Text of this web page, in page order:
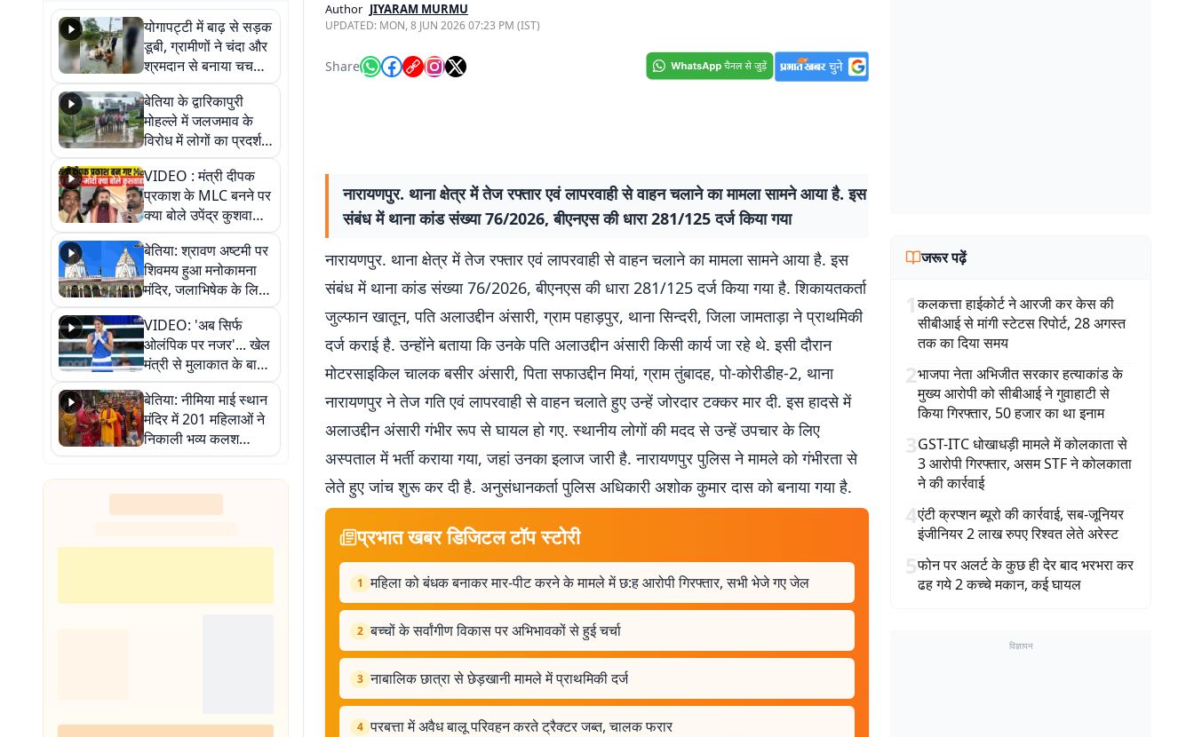
योगापट्टी में बाढ़ से सड़क
डूबी, ग्रामीणों ने चंदा और
श्रमदान से बनाया चचरी
पुल
बेतिया के द्वारिकापुरी
मोहल्ले में जलजमाव के
विरोध में लोगों का प्रदर्शन,
स्थायी समाधान की मांग
VIDEO : मंत्री दीपक
प्रकाश के MLC बनने पर
क्या बोले उपेंद्र कुशवाहा,
सुनिए
बेतिया: श्रावण अष्टमी पर
शिवमय हुआ मनोकामना
मंदिर, जलाभिषेक के लिए
लगी लंबी कतारें
VIDEO: 'अब सिर्फ
ओलंपिक पर नजर'... खेल
मंत्री से मुलाकात के बाद
जैसमीन लंबोरिया का बड़ा
बयान
बेतिया: नीमिया माई स्थान
मंदिर में 201 महिलाओं ने
निकाली भव्य कलश
शोभायात्रा, शिवलिंग
प्राण-प्रतिष्ठा महोत्सव
शुरू
Author JIYARAM MURMU
UPDATED: MON, 8 JUN 2026 07:23 PM (IST)
Share
नारायणपुर. थाना क्षेत्र में तेज रफ्तार एवं लापरवाही से वाहन चलाने का मामला सामने आया है. इस
संबंध में थाना कांड संख्या 76/2026, बीएनएस की धारा 281/125 दर्ज किया गया
नारायणपुर. थाना क्षेत्र में तेज रफ्तार एवं लापरवाही से वाहन चलाने का मामला सामने आया है. इस
संबंध में थाना कांड संख्या 76/2026, बीएनएस की धारा 281/125 दर्ज किया गया है. शिकायतकर्ता
जुल्फान खातून, पति अलाउद्दीन अंसारी, ग्राम पहाड़पुर, थाना सिन्दरी, जिला जामताड़ा ने प्राथमिकी
दर्ज कराई है. उन्होंने बताया कि उनके पति अलाउद्दीन अंसारी किसी कार्य जा रहे थे. इसी दौरान
मोटरसाइकिल चालक बसीर अंसारी, पिता सफाउद्दीन मियां, ग्राम तुंबादह, पो-कोरीडीह-2, थाना
नारायणपुर ने तेज गति एवं लापरवाही से वाहन चलाते हुए उन्हें जोरदार टक्कर मार दी. इस हादसे में
अलाउद्दीन अंसारी गंभीर रूप से घायल हो गए. स्थानीय लोगों की मदद से उन्हें उपचार के लिए
अस्पताल में भर्ती कराया गया, जहां उनका इलाज जारी है. नारायणपुर पुलिस ने मामले को गंभीरता से
लेते हुए जांच शुरू कर दी है. अनुसंधानकर्ता पुलिस अधिकारी अशोक कुमार दास को बनाया गया है.
प्रभात खबर डिजिटल टॉप स्टोरी
1 महिला को बंधक बनाकर मार-पीट करने के मामले में छ:ह आरोपी गिरफ्तार, सभी भेजे गए जेल
2 बच्चों के सर्वांगीण विकास पर अभिभावकों से हुई चर्चा
3 नाबालिक छात्रा से छेड़खानी मामले में प्राथमिकी दर्ज
4 परबत्ता में अवैध बालू परिवहन करते ट्रैक्टर जब्त, चालक फरार
जरूर पढ़ें
1कलकत्ता हाईकोर्ट ने आरजी कर केस की
सीबीआई से मांगी स्टेटस रिपोर्ट, 28 अगस्त
तक का दिया समय
2भाजपा नेता अभिजीत सरकार हत्याकांड के
मुख्य आरोपी को सीबीआई ने गुवाहाटी से
किया गिरफ्तार, 50 हजार का था इनाम
3GST-ITC धोखाधड़ी मामले में कोलकाता से
3 आरोपी गिरफ्तार, असम STF ने कोलकाता
ने की कार्रवाई
4एंटी क्रप्शन ब्यूरो की कार्रवाई, सब-जूनियर
इंजीनियर 2 लाख रुपए रिश्वत लेते अरेस्ट
5फोन पर अलर्ट के कुछ ही देर बाद भरभरा कर
ढह गये 2 कच्चे मकान, कई घायल
विज्ञापन